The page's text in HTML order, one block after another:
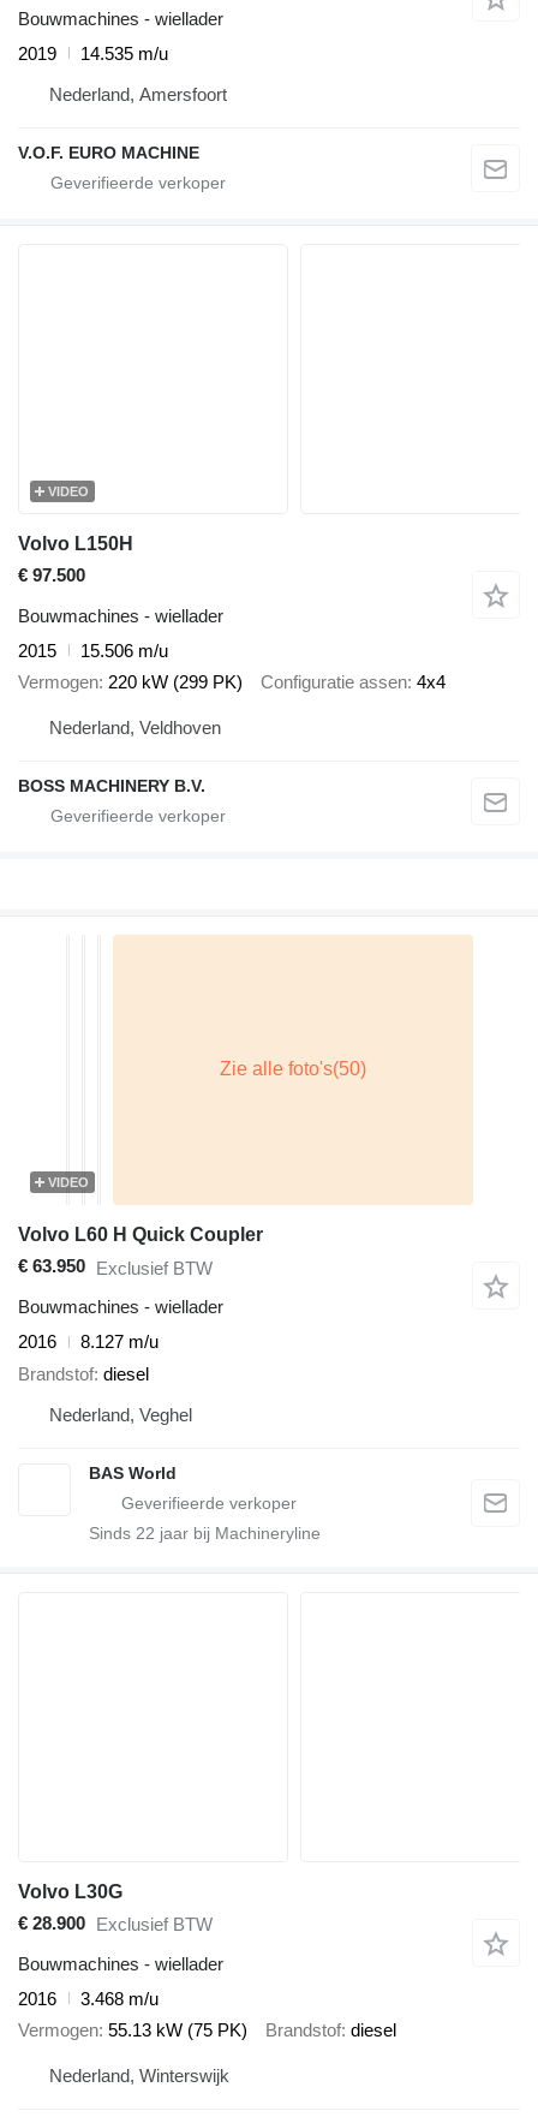
Bouwmachines - wiellader
2019
14.535 m/u
Nederland, Amersfoort
V.O.F. EURO MACHINE
VIDEO
Volvo L150H
€ 97.500
Bouwmachines - wiellader
2015
15.506 m/u
Vermogen 220 kW (299 PK) Configuratie assen 4x4
Nederland, Veldhoven
BOSS MACHINERY B.V.
VIDEO
Volvo L60 H Quick Coupler
€ 63.950 Exclusief BTW
Bouwmachines - wiellader
2016
8.127 m/u
Brandstof diesel
Nederland, Veghel
BAS World
Sinds 22 jaar bij Machineryline
Volvo L30G
€ 28.900 Exclusief BTW
Bouwmachines - wiellader
2016
3.468 m/u
Vermogen 55.13 kW (75 PK) Brandstof diesel
Nederland, Winterswijk